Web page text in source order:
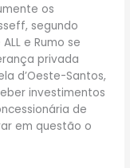
os
segundo
e Rumo se
privada
d’Oeste-Santos,
investimentos
de
em questão o